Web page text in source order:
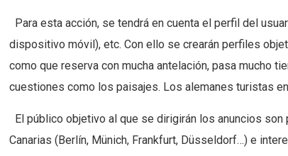
Para esta acción, se tendrá en cuenta el perfil del
dispositivo móvil), etc. Con ello se crearán perfiles
como que reserva con mucha antelación, pasa mucho
cuestiones como los paisajes. Los alemanes turistas
El público objetivo al que se dirigirán los anuncios
Canarias (Berlín, Münich, Frankfurt, Düsseldorf…) e